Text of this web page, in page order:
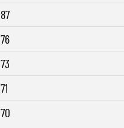
87
76
73
71
70